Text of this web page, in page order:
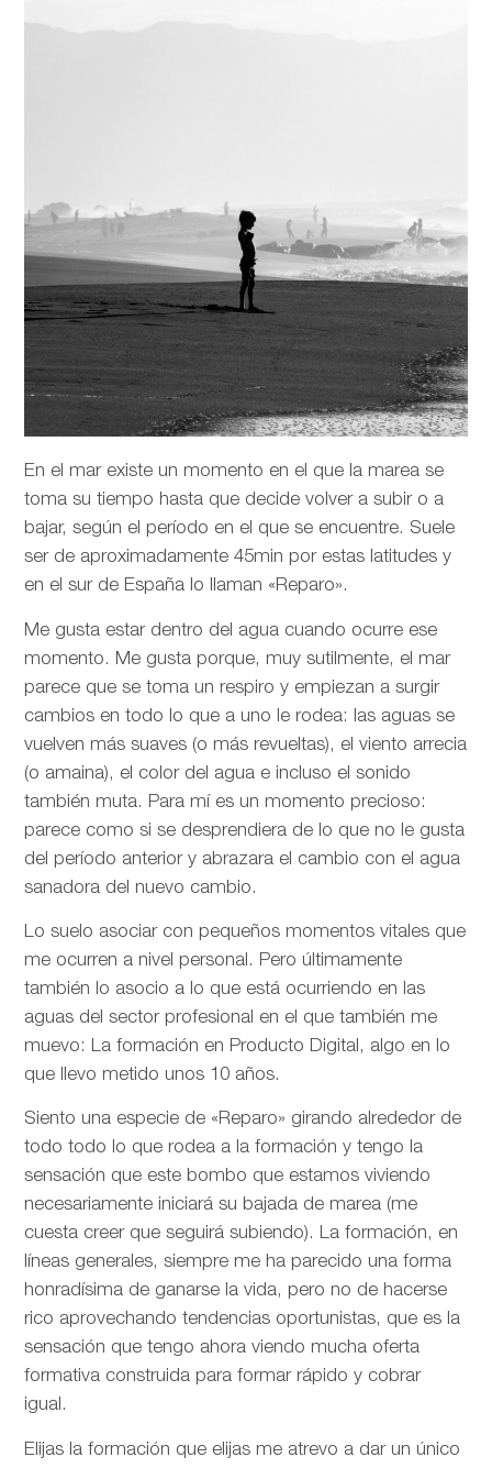
En el mar existe un momento en el que la marea se
toma su tiempo hasta que decide volver a subir o a
bajar, según el período en el que se encuentre. Suele
ser de aproximadamente 45min por estas latitudes y
en el sur de España lo llaman «Reparo».
Me gusta estar dentro del agua cuando ocurre ese
momento. Me gusta porque, muy sutilmente, el mar
parece que se toma un respiro y empiezan a surgir
cambios en todo lo que a uno le rodea: las aguas se
vuelven más suaves (o más revueltas), el viento arrecia
(o amaina), el color del agua e incluso el sonido
también muta. Para mí es un momento precioso:
parece como si se desprendiera de lo que no le gusta
del período anterior y abrazara el cambio con el agua
sanadora del nuevo cambio.
Lo suelo asociar con pequeños momentos vitales que
me ocurren a nivel personal. Pero últimamente
también lo asocio a lo que está ocurriendo en las
aguas del sector profesional en el que también me
muevo: La formación en Producto Digital, algo en lo
que llevo metido unos 10 años.
Siento una especie de «Reparo» girando alrededor de
todo todo lo que rodea a la formación y tengo la
sensación que este bombo que estamos viviendo
necesariamente iniciará su bajada de marea (me
cuesta creer que seguirá subiendo). La formación, en
líneas generales, siempre me ha parecido una forma
honradísima de ganarse la vida, pero no de hacerse
rico aprovechando tendencias oportunistas, que es la
sensación que tengo ahora viendo mucha oferta
formativa construida para formar rápido y cobrar
igual.
Elijas la formación que elijas me atrevo a dar un único